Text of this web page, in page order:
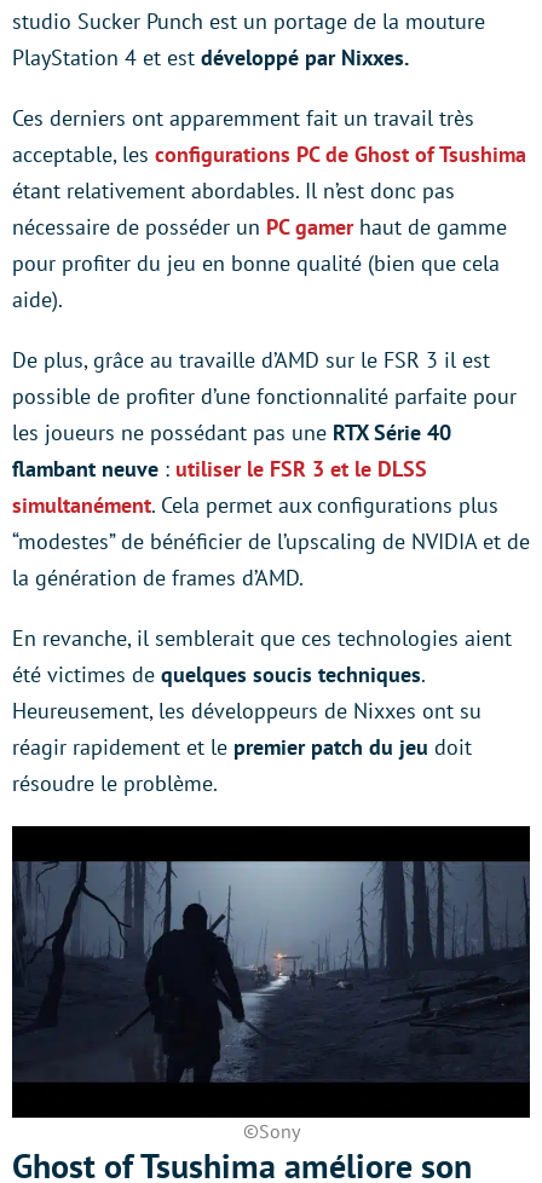
studio Sucker Punch est un portage de la mouture
PlayStation 4 et est développé par Nixxes.
Ces derniers ont apparemment fait un travail très
acceptable, les configurations PC de Ghost of Tsushima
étant relativement abordables. Il n’est donc pas
nécessaire de posséder un PC gamerhaut de gamme
pour profiter du jeu en bonne qualité (bien que cela
aide).
De plus, grâce au travaille d’AMD sur le FSR 3 il est
possible de profiter d’une fonctionnalité parfaite pour
les joueurs ne possédant pas une RTX Série 40
flambant neuve : utiliser le FSR 3 et le DLSS
simultanément. Cela permet aux configurations plus
“modestes” de bénéficier de l’upscaling de NVIDIA et de
la génération de frames d’AMD.
En revanche, il semblerait que ces technologies aient
été victimes de quelques soucis techniques.
Heureusement, les développeurs de Nixxes ont su
réagir rapidement et le premier patch du jeu doit
résoudre le problème.
©Sony
Ghost of Tsushima améliore son